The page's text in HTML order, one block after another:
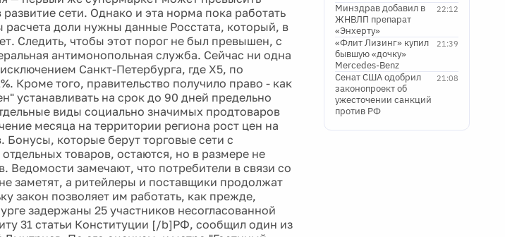
сети. Однако и эта норма пока работать
доли нужны данные Росстата, который, в
Следить, чтобы этот порог не был превышен, с
антимонопольная служба. Сейчас ни одна
Санкт-Петербурга, где Х5, по
Кроме того, правительство получило право - как
устанавливать на срок до 90 дней предельно
виды социально значимых продтоваров
месяца на территории региона рост цен на
которые берут торговые сети с
товаров, остаются, но в размере не
Ведомости замечают, что потребители в связи со
заметят, а ритейлеры и поставщики продолжат
закон позволяет им работать, как прежде,
задержаны 25 участников несогласованной
31 статьи Конституции [/b]РФ, сообщил один из
22:12
Минздрав добавил в
ЖНВЛП препарат
«Энхерту»
21:39
«Флит Лизинг» купил
бывшую «дочку»
Mercedes-Benz
21:08
Сенат США одобрил
законопроект об
ужесточении санкций
против РФ